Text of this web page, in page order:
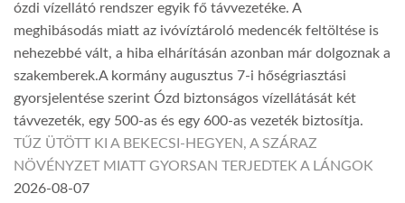
ózdi vízellátó rendszer egyik fő távvezetéke. A
meghibásodás miatt az ivóvíztároló medencék feltöltése is
nehezebbé vált, a hiba elhárításán azonban már dolgoznak a
szakemberek.A kormány augusztus 7-i hőségriasztási
gyorsjelentése szerint Ózd biztonságos vízellátását két
távvezeték, egy 500-as és egy 600-as vezeték biztosítja.
TŰZ ÜTÖTT KI A BEKECSI-HEGYEN, A SZÁRAZ
NÖVÉNYZET MIATT GYORSAN TERJEDTEK A LÁNGOK
2026-08-07